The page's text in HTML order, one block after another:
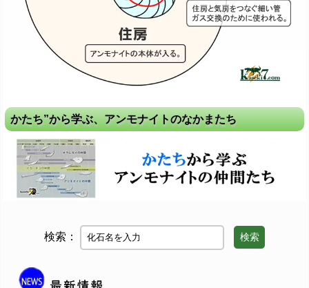
かたち”から学ぶ、アンモナイトのなかまたち
検索： 検索